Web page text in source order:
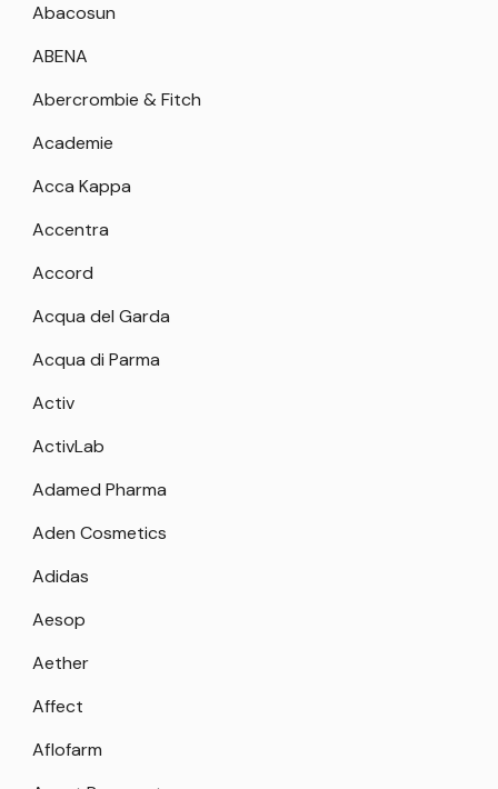
Abacosun
ABENA
Abercrombie & Fitch
Academie
Acca Kappa
Accentra
Accord
Acqua del Garda
Acqua di Parma
Activ
ActivLab
Adamed Pharma
Aden Cosmetics
Adidas
Aesop
Aether
Affect
Aflofarm